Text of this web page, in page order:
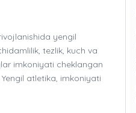
yengil
tezlik, kuch va
imkoniyati cheklangan
Yengil atletika, imkoniyati